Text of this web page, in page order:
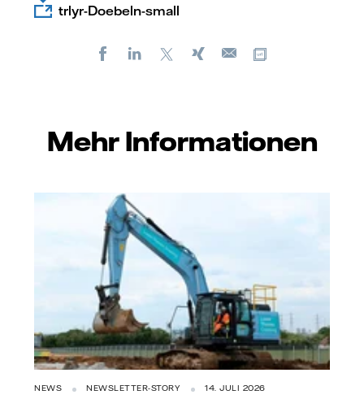
trlyr-Doebeln-small
FacebookLinkedIn Xing
E-
Mehr Informationen
NEWS NEWSLETTER-STORY 14. JULI 2026